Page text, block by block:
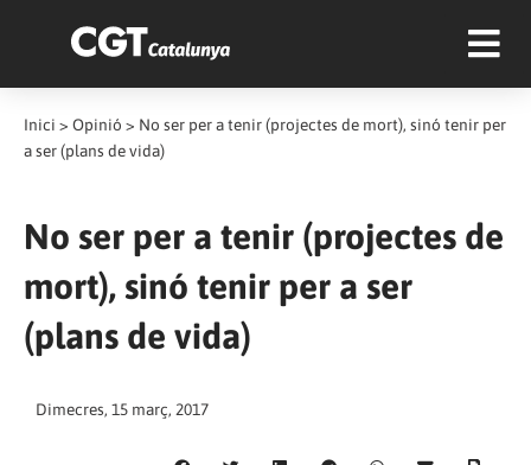
Inici > Opinió > No ser per a tenir (projectes de mort), sinó tenir per
a ser (plans de vida)
No ser per a tenir (projectes de
mort), sinó tenir per a ser
(plans de vida)
Dimecres, 15 març, 2017